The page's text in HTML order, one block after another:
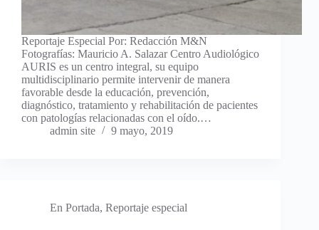
Reportaje Especial Por: Redacción M&N
Fotografías: Mauricio A. Salazar Centro Audiológico
AURIS es un centro integral, su equipo
multidisciplinario permite intervenir de manera
favorable desde la educación, prevención,
diagnóstico, tratamiento y rehabilitación de pacientes
con patologías relacionadas con el oído.…
admin site
9 mayo, 2019
En Portada, Reportaje especial